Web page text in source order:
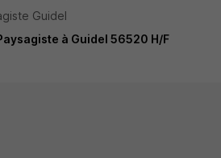
Guidel
à Guidel 56520 H/F